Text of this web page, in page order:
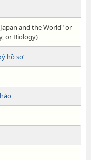
and the World" or
or Biology)
hồ sơ